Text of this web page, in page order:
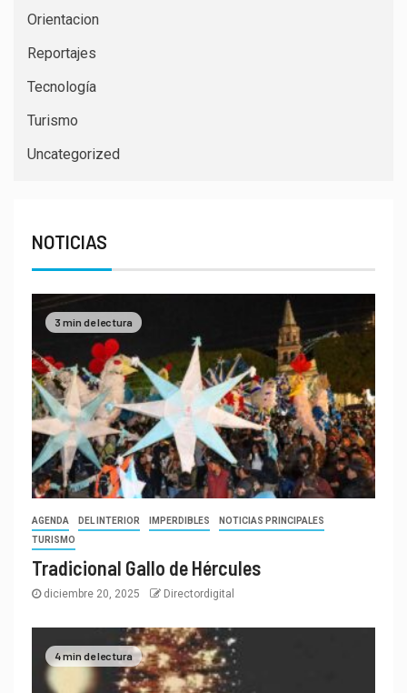
Orientacion
Reportajes
Tecnología
Turismo
Uncategorized
NOTICIAS
3 min de lectura
AGENDA DEL INTERIOR IMPERDIBLES
NOTICIAS PRINCIPALES
TURISMO
Tradicional Gallo de Hércules
diciembre 20, 2025 Directordigital
4 min de lectura